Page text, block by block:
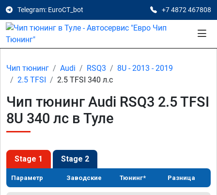
Telegram: EuroCT_bot +7 4872 467808
Чип тюнинг Audi RSQ3
8U - 2013 - 2019
2.5 TFSI
2.5 TFSI 340 л.с
Чип тюнинг Audi RSQ3 2.5 TFSI
8U 340 лс в Туле
Stage 1 Stage 2
Параметр Заводские Тюнинг* Разница